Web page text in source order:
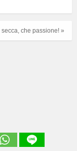
secca, che passione! »